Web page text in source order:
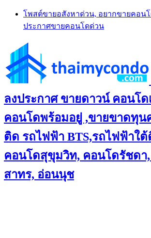
Skip
content
โพสต์ขายอสังหาด่วน, อยากขายคอน
ประกาศขายคอนโดด่วน
ลงประกาศ ขายดาวน์ คอนโด
คอนโดพร้อมอยู่ ,ขายขาดทุน
ติด รถไฟฟ้า BTS,รถไฟฟ้าใต้
คอนโดสุขุมวิท, คอนโดรัชดา
สาทร, อ่อนนุช